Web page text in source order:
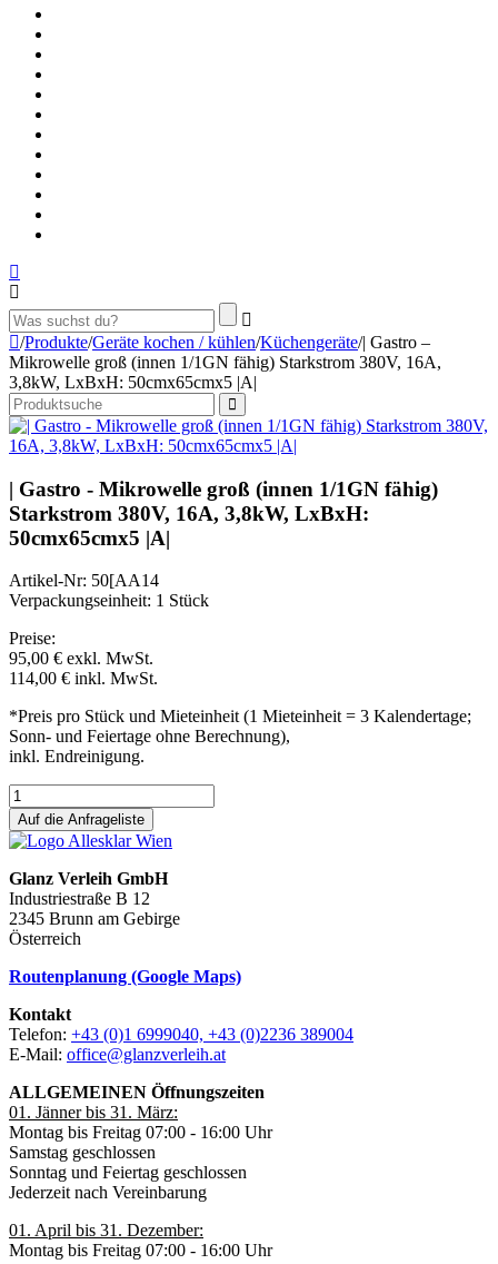
/Produkte/Geräte kochen / kühlen/Küchengeräte/| Gastro –
Mikrowelle groß (innen 1/1GN fähig) Starkstrom 380V, 16A,
3,8kW, LxBxH: 50cmx65cmx5 |A|
| Gastro - Mikrowelle groß (innen 1/1GN fähig)
Starkstrom 380V, 16A, 3,8kW, LxBxH:
50cmx65cmx5 |A|
Artikel-Nr: 50[AA14
Verpackungseinheit: 1 Stück
Preise:
95,00 € exkl. MwSt.
114,00 € inkl. MwSt.
*Preis pro Stück und Mieteinheit (1 Mieteinheit = 3 Kalendertage;
Sonn- und Feiertage ohne Berechnung),
inkl. Endreinigung.
Auf die Anfrageliste
Glanz Verleih GmbH
Industriestraße B 12
2345 Brunn am Gebirge
Österreich
Routenplanung (Google Maps)
Kontakt
Telefon: +43 (0)1 6999040, +43 (0)2236 389004
E-Mail: office@glanzverleih.at
ALLGEMEINEN Öffnungszeiten
01. Jänner bis 31. März:
Montag bis Freitag 07:00 - 16:00 Uhr
Samstag geschlossen
Sonntag und Feiertag geschlossen
Jederzeit nach Vereinbarung
01. April bis 31. Dezember:
Montag bis Freitag 07:00 - 16:00 Uhr